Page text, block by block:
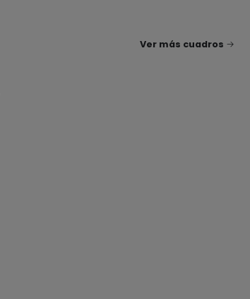
Ver más cuadros